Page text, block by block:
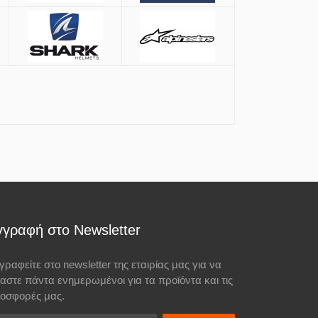
στο Newsletter
στο newsletter της εταιρίας μας για να
πάντα ενημερωμένοι για τα προϊόντα και τις
μας.